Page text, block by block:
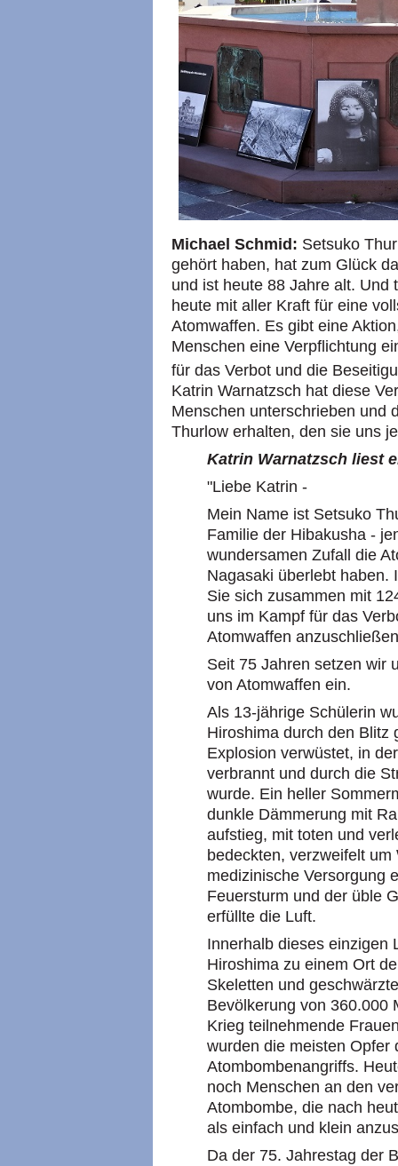
Michael Schmid: Setsuko
gehört haben, hat zum Glück
und ist heute 88 Jahre alt. Und
heute mit aller Kraft für eine
Atomwaffen. Es gibt eine
Menschen eine Verpflichtung
für das Verbot und die
Katrin Warnatzsch hat diese
Menschen unterschrieben und
Thurlow erhalten, den sie uns
Katrin Warnatzsch liest
"Liebe Katrin -
Mein Name ist Setsuko
Familie der Hibakusha -
wundersamen Zufall die
Nagasaki überlebt haben.
Sie sich zusammen mit
uns im Kampf für das
Atomwaffen
Seit 75 Jahren setzen wir
von Atomwaffen ein.
Als 13-jährige Schülerin
Hiroshima durch den Blitz
Explosion verwüstet, in
verbrannt und durch die
wurde. Ein heller
dunkle Dämmerung mit
aufstieg, mit toten und
bedeckten, verzweifelt
medizinische Versorgung
Feuersturm und der üble
erfüllte die Luft.
Innerhalb dieses einzigen
Hiroshima zu einem Ort
Skeletten und
Bevölkerung von 360.000
Krieg teilnehmende
wurden die meisten Opfer
Atombombenangriffs.
noch Menschen an den
Atombombe, die nach
als einfach und klein
Da der 75. Jahrestag der